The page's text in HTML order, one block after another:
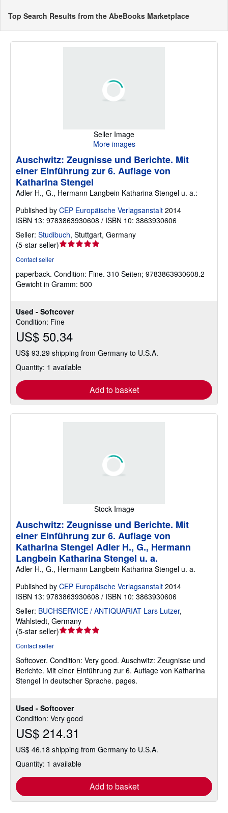
Top Search Results from the AbeBooks Marketplace
Seller Image
More images
Used - Softcover
Condition: Fine
US$ 50.34
US$ 93.29 shipping from Germany to U.S.A.
Quantity: 1 available
Add to basket
Auschwitz: Zeugnisse und Berichte. Mit
einer Einführung zur 6. Auflage von
Katharina Stengel
Adler H., G., Hermann Langbein Katharina Stengel u. a.:
Published by CEP Europäische Verlagsanstalt 2014
ISBN 13: 9783863930608 / ISBN 10: 3863930606
Seller: Studibuch, Stuttgart, Germany
(5-star seller)Seller
out
of
Contact seller
paperback. Condition: Fine. 310 Seiten; 9783863930608.2
Gewicht in Gramm: 500
Stock Image
Used - Softcover
Condition: Very good
US$ 214.31
US$ 46.18 shipping from Germany to U.S.A.
Quantity: 1 available
Add to basket
Auschwitz: Zeugnisse und Berichte. Mit
einer Einführung zur 6. Auflage von
Katharina Stengel Adler H., G., Hermann
Langbein Katharina Stengel u. a.
Adler H., G., Hermann Langbein Katharina Stengel u. a.
Published by CEP Europäische Verlagsanstalt 2014
ISBN 13: 9783863930608 / ISBN 10: 3863930606
Seller: BUCHSERVICE / ANTIQUARIAT Lars Lutzer,
Wahlstedt, Germany
(5-star seller)Seller
out
of
5
Contact seller
Softcover. Condition: Very good. Auschwitz: Zeugnisse und
Berichte. Mit einer Einführung zur 6. Auflage von Katharina
Stengel In deutscher Sprache. pages.